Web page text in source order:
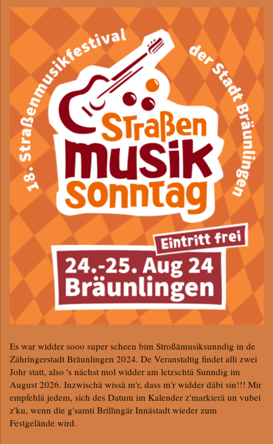
Es war widder sooo super scheen bim Stroßämusiksunndig in de
Zähringerstadt Bräunlingen 2024. De Veranstaltig findet alli zwei
Johr statt, also 's nächst mol widder am letzschtä Sunndig im
August 2026. Inzwischä wissä m'r, dass m'r widder däbi sin!!! Mir
empfehlä jedem, sich des Datum im Kalender z'markierä un vubei
z'ku, wenn die g'samti Brillingär Innästadt wieder zum
Festgelände wird.